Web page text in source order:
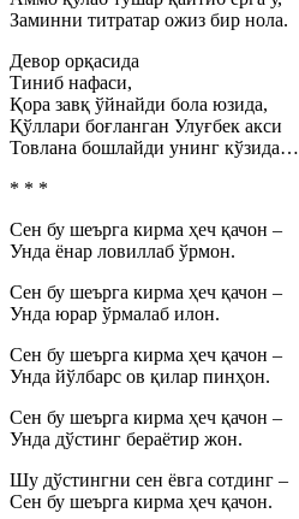
Заминни титратар ожиз бир нола.
Девор орқасида
Тиниб нафаси,
Қора завқ ўйнайди бола юзида,
Қўллари боғланган Улуғбек акси
Товлана бошлайди унинг кўзида…
* * *
Сен бу шеърга кирма ҳеч қачон –
Унда ёнар ловиллаб ўрмон.
Сен бу шеърга кирма ҳеч қачон –
Унда юрар ўрмалаб илон.
Сен бу шеърга кирма ҳеч қачон –
Унда йўлбарс ов қилар пинҳон.
Сен бу шеърга кирма ҳеч қачон –
Унда дўстинг бераётир жон.
Шу дўстингни сен ёвга сотдинг –
Сен бу шеърга кирма ҳеч қачон.